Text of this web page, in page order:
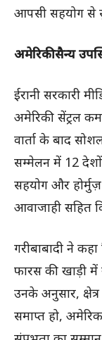
आपसी सहयोग से
अमेरिकी सैन्य
ईरानी सरकारी
अमेरिकी सेंट्रल
वार्ता के बाद
सम्मेलन में 12 देशों
सहयोग और
आवाजाही सहित
गरीबाबादी ने
फारस की खाड़ी में
उनके अनुसार,
समाप्त हो,